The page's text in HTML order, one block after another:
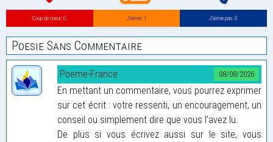
Coup de coeur: 0 J’aime: 1 J’aime pas: 0
Poesie Sans Commentaire
08/08/2026
Poeme-France
En mettant un commentaire, vous pourrez exprimer
sur cet écrit : votre ressenti, un encouragement, un
conseil ou simplement dire que vous l'avez lu.
De plus si vous écrivez aussi sur le site, vous